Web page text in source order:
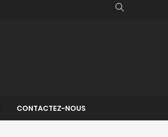
CONTACTEZ-NOUS